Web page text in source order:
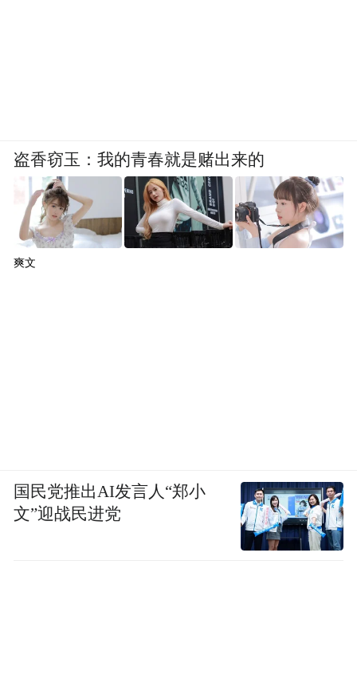
盗香窃玉：我的青春就是赌出来的
爽文
国民党推出AI发言人“郑小
文”迎战民进党